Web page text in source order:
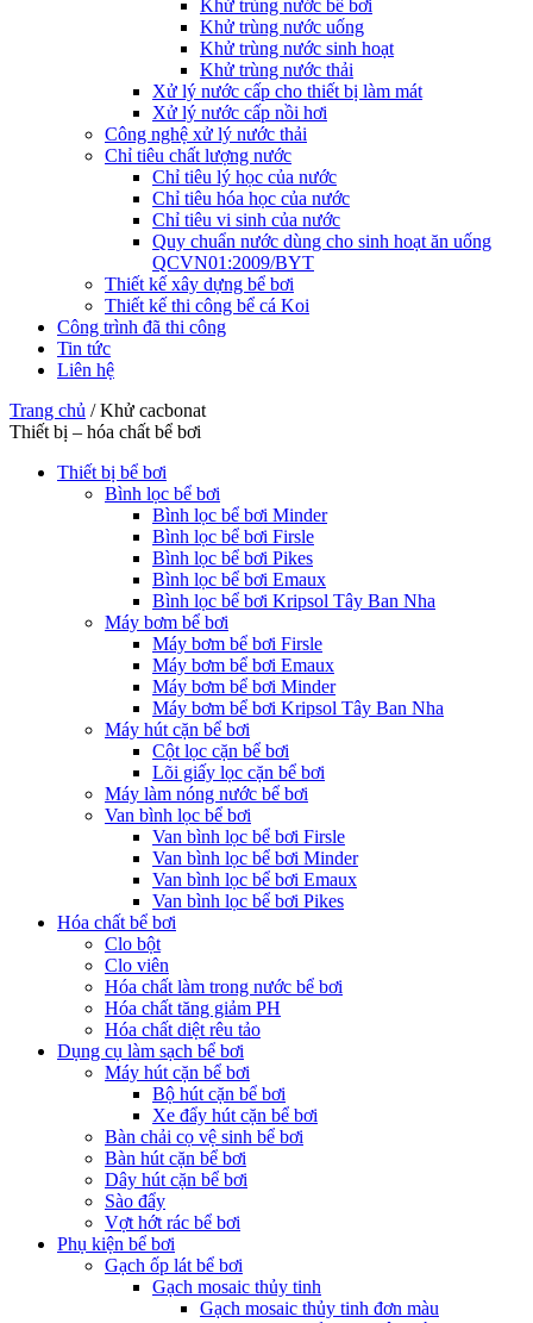
Khử trùng nước bể bơi
Khử trùng nước uống
Khử trùng nước sinh hoạt
Khử trùng nước thải
Xử lý nước cấp cho thiết bị làm mát
Xử lý nước cấp nồi hơi
Công nghệ xử lý nước thải
Chỉ tiêu chất lượng nước
Chỉ tiêu lý học của nước
Chỉ tiêu hóa học của nước
Chỉ tiêu vi sinh của nước
Quy chuẩn nước dùng cho sinh hoạt ăn uống
QCVN01:2009/BYT
Thiết kế xây dựng bể bơi
Thiết kế thi công bể cá Koi
Công trình đã thi công
Tin tức
Liên hệ
Trang chủ /Khử cacbonat
Thiết bị – hóa chất bể bơi
Thiết bị bể bơi
Bình lọc bể bơi
Bình lọc bể bơi Minder
Bình lọc bể bơi Firsle
Bình lọc bể bơi Pikes
Bình lọc bể bơi Emaux
Bình lọc bể bơi Kripsol Tây Ban Nha
Máy bơm bể bơi
Máy bơm bể bơi Firsle
Máy bơm bể bơi Emaux
Máy bơm bể bơi Minder
Máy bơm bể bơi Kripsol Tây Ban Nha
Máy hút cặn bể bơi
Cột lọc cặn bể bơi
Lõi giấy lọc cặn bể bơi
Máy làm nóng nước bể bơi
Van bình lọc bể bơi
Van bình lọc bể bơi Firsle
Van bình lọc bể bơi Minder
Van bình lọc bể bơi Emaux
Van bình lọc bể bơi Pikes
Hóa chất bể bơi
Clo bột
Clo viên
Hóa chất làm trong nước bể bơi
Hóa chất tăng giảm PH
Hóa chất diệt rêu tảo
Dụng cụ làm sạch bể bơi
Máy hút cặn bể bơi
Bộ hút cặn bể bơi
Xe đẩy hút cặn bể bơi
Bàn chải cọ vệ sinh bể bơi
Bàn hút cặn bể bơi
Dây hút cặn bể bơi
Sào đẩy
Vợt hớt rác bể bơi
Phụ kiện bể bơi
Gạch ốp lát bể bơi
Gạch mosaic thủy tinh
Gạch mosaic thủy tinh đơn màu